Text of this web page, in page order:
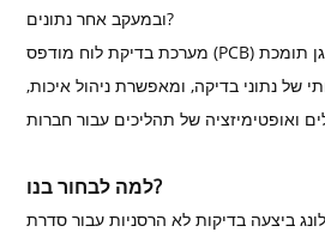
ובמעקב אחר נתונים?
מערכת בדיקת לוח מודפס (PCB) באמצעות קרני רנטגן תומכת
של נתוני בדיקה, ומאפשרת ניהול איכות,
למה לבחור בנו?
ביצעה בדיקות לא הרסניות עבור סדרת